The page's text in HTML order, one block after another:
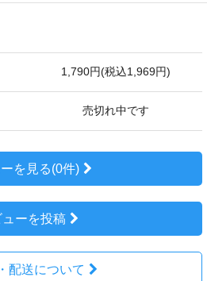
1,790円(税込1,969円)
売切れ中です
を見る(0件)
ューを投稿
配送について